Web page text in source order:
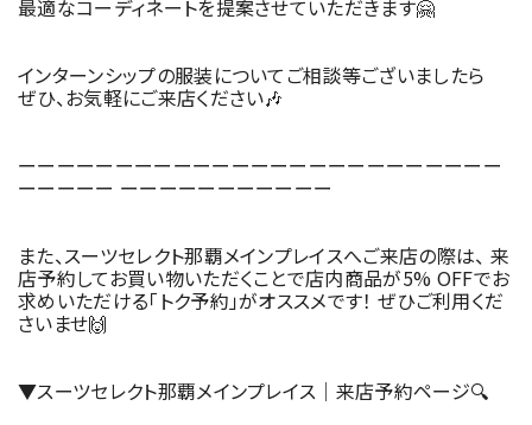
最適なコーディネートを提案させていただきます🤗
インターンシップの服装についてご相談等ございましたら
ぜひ、お気軽にご来店ください🎶
ーーーーーーーーーーーーーーーーーーーーーーーーー
ーーーーー ーーーーーーーーーーー
また、スーツセレクト那覇メインプレイスへご来店の際は、 来
店予約してお買い物いただくことで店内商品が5% OFFでお
求めいただける「トク予約」がオススメです！ ぜひご利用くだ
さいませ🙌
▼スーツセレクト那覇メインプレイス｜来店予約ページ🔍